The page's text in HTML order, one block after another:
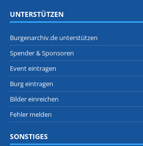
UNTERSTÜTZEN
Burgenarchiv.de unterstützen
Spender & Sponsoren
Event eintragen
Burg eintragen
Bilder einreichen
Fehler melden
SONSTIGES